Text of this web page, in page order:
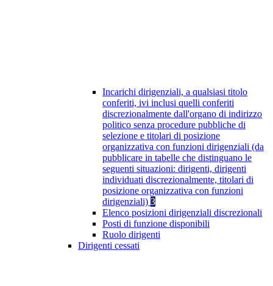
Incarichi dirigenziali, a qualsiasi titolo
conferiti, ivi inclusi quelli conferiti
discrezionalmente dall'organo di indirizzo
politico senza procedure pubbliche di
selezione e titolari di posizione
organizzativa con funzioni dirigenziali (da
pubblicare in tabelle che distinguano le
seguenti situazioni: dirigenti, dirigenti
individuati discrezionalmente, titolari di
posizione organizzativa con funzioni
dirigenziali) 3
Elenco posizioni dirigenziali discrezionali
Posti di funzione disponibili
Ruolo dirigenti
Dirigenti cessati